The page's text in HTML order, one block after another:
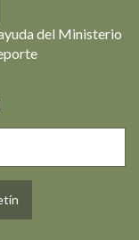
del Ministerio